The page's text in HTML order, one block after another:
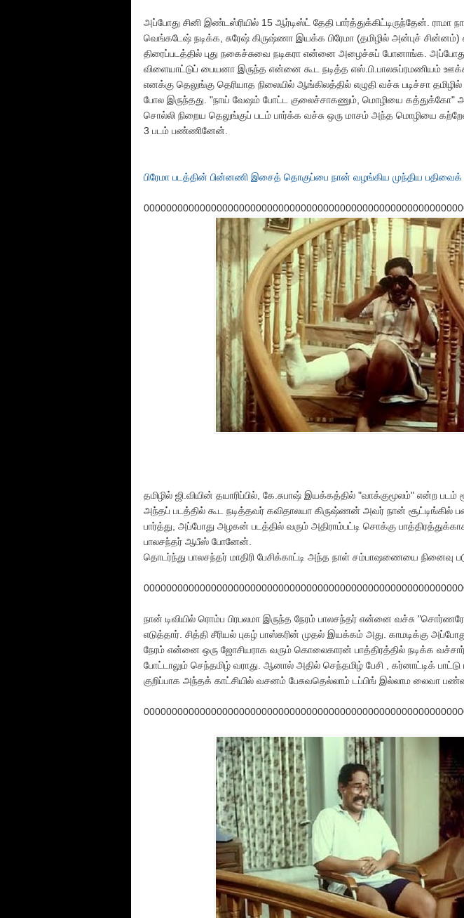
அப்போது சினி இண்டஸ்ரியில் 15 ஆர்டிஸ்ட் தேதி பார்த்துக்கிட்டிருந்தேன். ராமா
வெங்கடேஷ் நடிக்க, சுரேஷ் கிருஷ்ணா இயக்க பிரேமா (தமிழில் அன்புச்
திரைப்படத்தில் புது நகைச்சுவை நடிகரா என்னை அழைச்சுப் போனாங்க.
விளையாட்டுப் பையனா இருந்த என்னை கூட நடித்த எஸ்.பி.பாலசுப்ரமணியம்
எனக்கு தெலுங்கு தெரியாத நிலையில் ஆங்கிலத்தில் எழுதி வச்சு படிச்சா
போல இருந்தது. "நாய் வேஷம் போட்ட குலைச்சாகணும், மொழியை கத்துக்கோ"
சொல்லி நிறைய தெலுங்குப் படம் பார்க்க வச்சு ஒரு மாசம் அந்த மொழியை
3 படம் பண்ணினேன்.
பிரேமா படத்தின் பின்னணி இசைத் தொகுப்பை நான் வழங்கிய முந்திய
தமிழில் ஜி.வியின் தயாரிப்பில், கே.சுபாஷ் இயக்கத்தில் "வாக்குமூலம்" என்ற படம்
அந்தப் படத்தில் கூட நடித்தவர் கவிதாலயா கிருஷ்ணன் அவர் நான்
பார்த்து, அப்போது அழகன் படத்தில் வரும் அதிராம்பட்டி சொக்கு பாத்திரத்துக்காக
பாலசந்தர் ஆபீஸ் போனேன்.
தொடர்ந்து பாலசந்தர் மாதிரி பேசிக்காட்டி அந்த நாள் சம்பாஷணையை நினைவு
நான் டிவியில் ரொம்ப பிரபலமா இருந்த நேரம் பாலசந்தர் என்னை வச்சு
எடுத்தார். சித்தி சீரியல் புகழ் பாஸ்கரின் முதல் இயக்கம் அது. காமடிக்கு
நேரம் என்னை ஒரு ஜோசியராக வரும் கொலைகாரன் பாத்திரத்தில் நடிக்க வச்சார்.
போட்டாலும் செந்தமிழ் வராது. ஆனால் அதில் செந்தமிழ் பேசி , கர்னாட்டிக் பாட்டு
குறிப்பாக அந்தக் காட்சியில் வசனம் பேசுவதெல்லாம் டப்பிங் இல்லாம லைவா